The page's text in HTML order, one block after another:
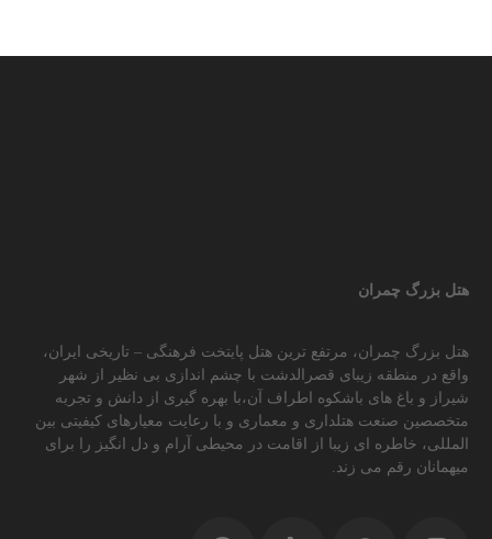
هتل بزرگ چمران
هتل بزرگ چمران، مرتفع ترین هتل پایتخت فرهنگی – تاریخی ایران،
واقع در منطقه زیبای قصرالدشت با چشم اندازی بی نظیر از شهر
شیراز و باغ های باشکوه اطراف آن،با بهره گیری از دانش و تجربه
متخصصین صنعت هتلداری و معماری و با رعایت معیارهای کیفیتی بین
المللی، خاطره ای زیبا از اقامت در محیطی آرام و دل انگیز را برای
میهمانان رقم می زند.